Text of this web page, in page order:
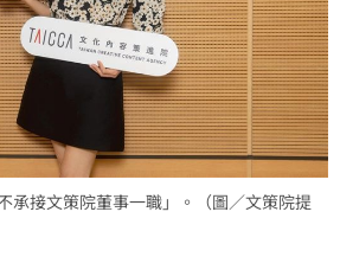
承接文策院董事一職」。（圖／文策院提